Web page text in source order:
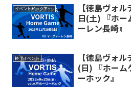
イベントピックアップ
【徳島ヴォ
日(土) 『ホームゲ
ーレン長崎』
終了イベント
【徳島ヴォ
(日) 『ホーム
ーホック』